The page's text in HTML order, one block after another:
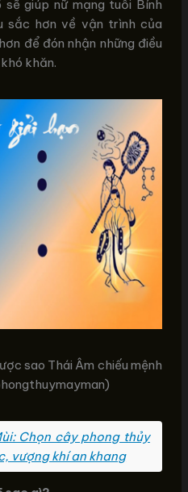
giúp nữ mạng tuổi Bính
sắc hơn về vận trình của
để đón nhận những điều
khăn.
sao Thái Âm chiếu mệnh
Chọn cây phong thủy
vượng khí an khang